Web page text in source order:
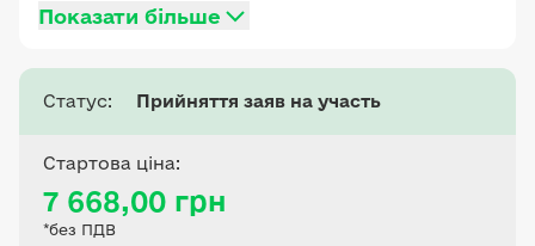
Полтавської області,
5323880700:00:056:0002,
цільове призначення - 01.01
Для ведення товарного
сільськогосподарського
виробництва.
Показати більше
Статус: Прийняття заяв на участь
Стартова ціна:
7 668,00 грн
*без ПДВ